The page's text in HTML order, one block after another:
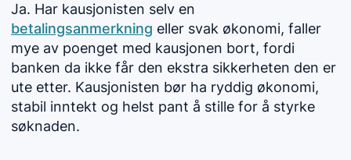
Ja. Har kausjonisten selv en
betalingsanmerkning eller svak økonomi, faller
mye av poenget med kausjonen bort, fordi
banken da ikke får den ekstra sikkerheten den er
ute etter. Kausjonisten bør ha ryddig økonomi,
stabil inntekt og helst pant å stille for å styrke
søknaden.